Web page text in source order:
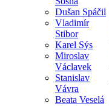
Dušan Spáčil
Vladimír
Stibor
Karel Sýs
Miroslav
Václavek
Stanislav
Vávra
Beata Veselá